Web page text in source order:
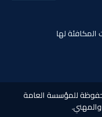
المكافئة لها
للمؤسسة العامة
والمهني.